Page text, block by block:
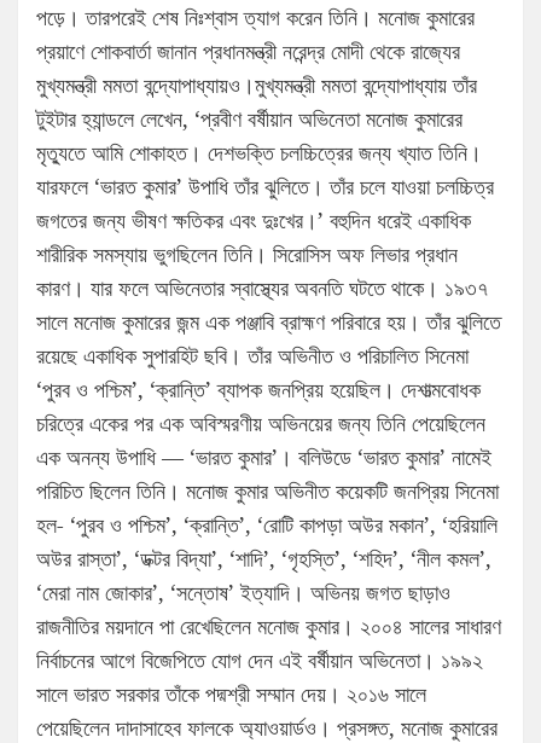
পড়ে। তারপরেই শেষ নিঃশ্বাস ত্যাগ করেন তিনি। মনোজ কুমারের
প্রয়াণে শোকবার্তা জানান প্রধানমন্ত্রী নরেন্দ্র মোদী থেকে রাজ্যের
মুখ্যমন্ত্রী মমতা বন্দ্যোপাধ্যায়ও।মুখ্যমন্ত্রী মমতা বন্দ্যোপাধ্যায় তাঁর
টুইটার হ্যান্ডলে লেখেন, ‘প্রবীণ বর্ষীয়ান অভিনেতা মনোজ কুমারের
মৃত্যুতে আমি শোকাহত। দেশভক্তি চলচ্চিত্রের জন্য খ্যাত তিনি।
যারফলে ‘ভারত কুমার’ উপাধি তাঁর ঝুলিতে। তাঁর চলে যাওয়া চলচ্চিত্র
জগতের জন্য ভীষণ ক্ষতিকর এবং দুঃখের।’ বহুদিন ধরেই একাধিক
শারীরিক সমস্যায় ভুগছিলেন তিনি। সিরোসিস অফ লিভার প্রধান
কারণ। যার ফলে অভিনেতার স্বাস্থ্যের অবনতি ঘটতে থাকে। ১৯৩৭
সালে মনোজ কুমারের জন্ম এক পঞ্জাবি ব্রাহ্মণ পরিবারে হয়। তাঁর ঝুলিতে
রয়েছে একাধিক সুপারহিট ছবি। তাঁর অভিনীত ও পরিচালিত সিনেমা
‘পুরব ও পশ্চিম’, ‘ক্রান্তি’ ব্যাপক জনপ্রিয় হয়েছিল। দেশাত্মবোধক
চরিত্রে একের পর এক অবিস্মরণীয় অভিনয়ের জন্য তিনি পেয়েছিলেন
এক অনন্য উপাধি — ‘ভারত কুমার’। বলিউডে ‘ভারত কুমার’ নামেই
পরিচিত ছিলেন তিনি। মনোজ কুমার অভিনীত কয়েকটি জনপ্রিয় সিনেমা
হল- ‘পুরব ও পশ্চিম’, ‘ক্রান্তি’, ‘রোটি কাপড়া অউর মকান’, ‘হরিয়ালি
অউর রাস্তা’, ‘ডক্টর বিদ্যা’, ‘শাদি’, ‘গৃহস্তি’, ‘শহিদ’, ‘নীল কমল’,
‘মেরা নাম জোকার’, ‘সন্তোষ’ ইত্যাদি। অভিনয় জগত ছাড়াও
রাজনীতির ময়দানে পা রেখেছিলেন মনোজ কুমার। ২০০৪ সালের সাধারণ
নির্বাচনের আগে বিজেপিতে যোগ দেন এই বর্ষীয়ান অভিনেতা। ১৯৯২
সালে ভারত সরকার তাঁকে পদ্মশ্রী সম্মান দেয়। ২০১৬ সালে
পেয়েছিলেন দাদাসাহেব ফালকে অ্যাওয়ার্ডও। প্রসঙ্গত, মনোজ কুমারের